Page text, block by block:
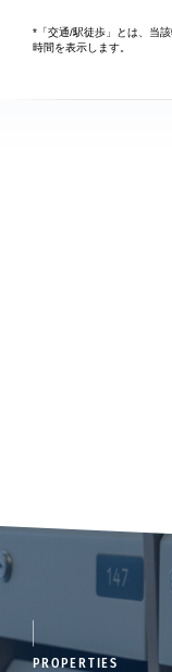
*「交通/駅徒歩」とは、当
時間を表示します。
PROPERTIES